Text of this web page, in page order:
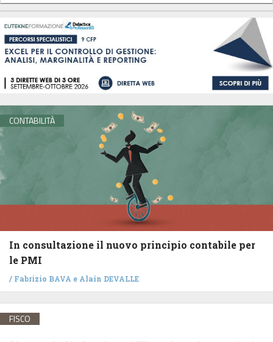
CONTABILITÀ
In consultazione il nuovo principio contabile per
le PMI
/ Fabrizio BAVA e Alain DEVALLE
FISCO